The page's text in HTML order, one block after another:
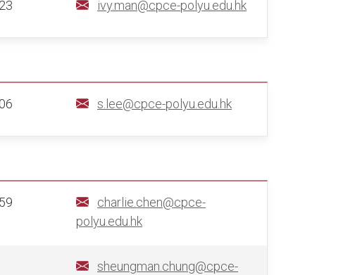
ivy.man@cpce-polyu.edu.hk
s.lee@cpce-polyu.edu.hk
charlie.chen@cpce-
polyu.edu.hk
sheungman.chung@cpce-